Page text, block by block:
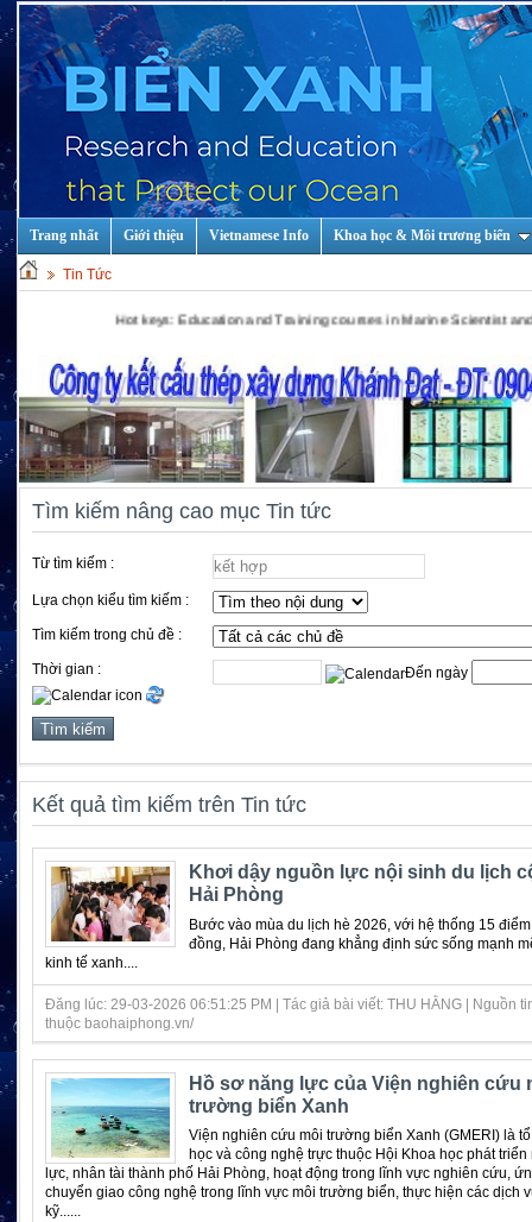
Trang nhất Giới thiệu Vietnamese Info Khoa học & Môi trương biển
Tin Tức
Hot keys: Education and Training courses in Marine Scientist and Technology!
Tìm kiếm nâng cao mục Tin tức
Từ tìm kiếm :
Lựa chọn kiểu tìm kiếm :
Tìm kiếm trong chủ đề :
Thời gian : Đến ngày
Kết quả tìm kiếm trên Tin tức
Khơi dậy nguồn lực nội sinh du lịch
Hải Phòng
Bước vào mùa du lịch hè 2026, với hệ thống 15
đồng, Hải Phòng đang khẳng định sức sống mạnh
kinh tế xanh....
Đăng lúc: 29-03-2026 06:51:25 PM | Tác giả bài viết: THU HẰNG | Nguồn
thuộc baohaiphong.vn/
Hồ sơ năng lực của Viện nghiên cứu
trường biển Xanh
Viện nghiên cứu môi trường biển Xanh (GMERI) là
học và công nghệ trực thuộc Hội Khoa học phát
lực, nhân tài thành phố Hải Phòng, hoạt động trong lĩnh vực nghiên cứu,
chuyển giao công nghệ trong lĩnh vực môi trường biển, thực hiện các dịch
kỹ......